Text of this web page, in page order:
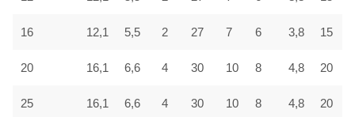
16 12,1 5,5 2 27 7 6 3,8 15
20 16,1 6,6 4 30 10 8 4,8 20
25 16,1 6,6 4 30 10 8 4,8 20